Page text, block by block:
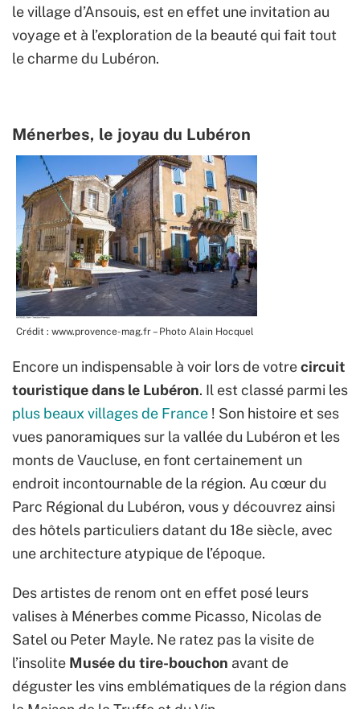
le villaged’Ansouis, est en effet une invitation au
voyage et à l’exploration de la beauté qui fait tout
le charme du Lubéron.
Ménerbes, le joyau du Lubéron
Crédit : www.provence-mag.fr – Photo Alain Hocquel
Encore un indispensable à voir lors de votrecircuit
touristique dans le Lubéron. Il est classé parmi les
plus beaux villages de France ! Son histoire et ses
vues panoramiques sur la vallée du Lubéron et les
monts de Vaucluse, en font certainement un
endroit incontournable de la région. Au cœur du
Parc Régional du Lubéron, vous y découvrez ainsi
des hôtels particuliers datant du 18e siècle, avec
une architecture atypique de l’époque.
Des artistes de renom ont en effet posé leurs
valises à Ménerbescomme Picasso, Nicolas de
Satel ou Peter Mayle. Ne ratez pas la visite de
l’insolite Musée du tire-bouchon avant de
déguster les vins emblématiques de la région dans